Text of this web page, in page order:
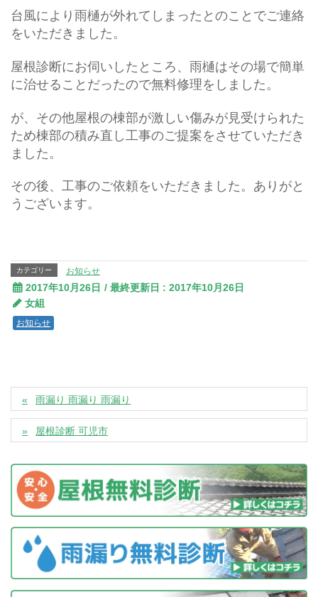
台風により雨樋が外れてしまったとのことでご連絡
をいただきました。
屋根診断にお伺いしたところ、雨樋はその場で簡単
に治せることだったので無料修理をしました。
が、その他屋根の棟部が激しい傷みが見受けられた
ため棟部の積み直し工事のご提案をさせていただき
ました。
その後、工事のご依頼をいただきました。ありがと
うございます。
カテゴリー お知らせ
2017年10月26日 / 最終更新日 : 2017年10月26日
女組
お知らせ
雨漏り 雨漏り 雨漏り
屋根診断 可児市